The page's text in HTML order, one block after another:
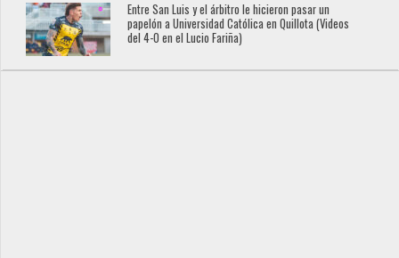
Entre San Luis y el árbitro le hicieron pasar un
papelón a Universidad Católica en Quillota (Videos
del 4-0 en el Lucio Fariña)